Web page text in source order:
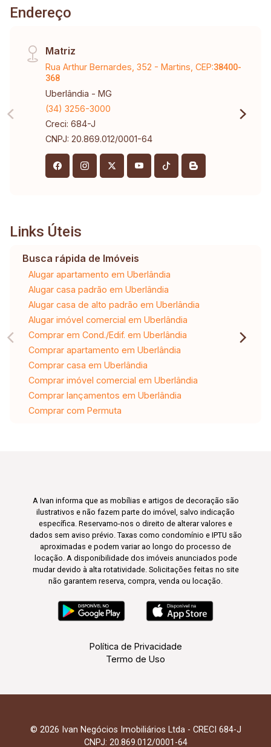
Endereço
Matriz
Rua Arthur Bernardes, 352 - Martins, CEP:38400-
368
Uberlândia - MG
(34) 3256-3000
Creci: 684-J
CNPJ: 20.869.012/0001-64
Links Úteis
Busca rápida de Imóveis
Alugar apartamento em Uberlândia
Alugar casa padrão em Uberlândia
Alugar casa de alto padrão em Uberlândia
Alugar imóvel comercial em Uberlândia
Comprar em Cond./Edif. em Uberlândia
Comprar apartamento em Uberlândia
Comprar casa em Uberlândia
Comprar imóvel comercial em Uberlândia
Comprar lançamentos em Uberlândia
Comprar com Permuta
A Ivan informa que as mobílias e artigos de decoração são
ilustrativos e não fazem parte do imóvel, salvo indicação
específica. Reservamo-nos o direito de alterar valores e
dados sem aviso prévio. Taxas como condomínio e IPTU são
aproximadas e podem variar ao longo do processo de
locação. A disponibilidade dos imóveis anunciados pode
mudar devido à alta rotatividade. Solicitações feitas no site
não garantem reserva, compra, venda ou locação.
Política de Privacidade
Termo de Uso
© 2026 Ivan Negócios Imobiliários Ltda - CRECI 684-J
CNPJ: 20.869.012/0001-64